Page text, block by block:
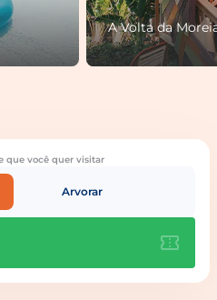
A Volta da
que você quer visitar
Arvorar